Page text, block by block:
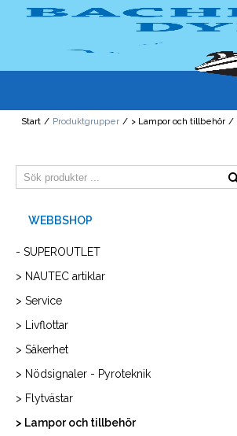
Start / Produktgrupper / > Lampor och tillbehör /
- SUPEROUTLET
> NAUTEC artiklar
> Service
> Livflottar
> Säkerhet
> Nödsignaler - Pyroteknik
> Flytvästar
> Lampor och tillbehör